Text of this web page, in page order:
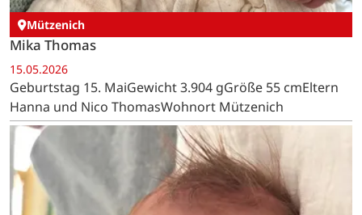
Mützenich
Mika Thomas
15.05.2026
Geburtstag 15. MaiGewicht 3.904 gGröße 55 cmEltern
Hanna und Nico ThomasWohnort Mützenich